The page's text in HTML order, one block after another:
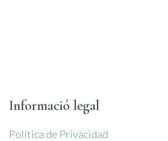
Informació legal
Política de Privacidad